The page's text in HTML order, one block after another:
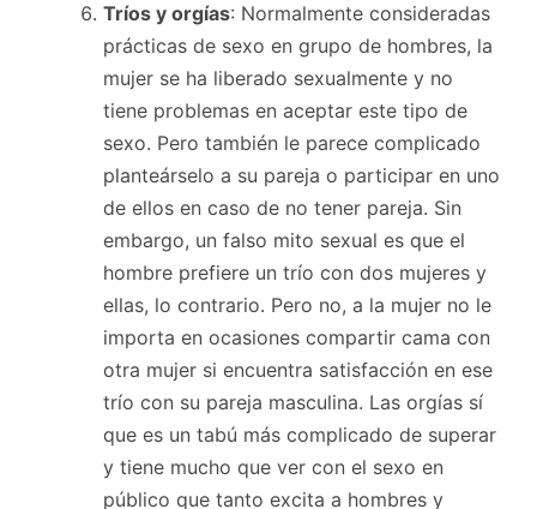
Tríos y orgías: Normalmente consideradas
prácticas de sexo en grupo de hombres, la
mujer se ha liberado sexualmente y no
tiene problemas en aceptar este tipo de
sexo. Pero también le parece complicado
planteárselo a su pareja o participar en uno
de ellos en caso de no tener pareja. Sin
embargo, un falso mito sexual es que el
hombre prefiere un trío con dos mujeres y
ellas, lo contrario. Pero no, a la mujer no le
importa en ocasiones compartir cama con
otra mujer si encuentra satisfacción en ese
trío con su pareja masculina. Las orgías sí
que es un tabú más complicado de superar
y tiene mucho que ver con el sexo en
público que tanto excita a hombres y